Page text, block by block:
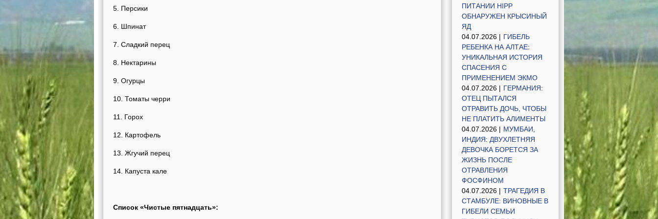
5. Персики
6. Шпинат
7. Сладкий перец
8. Нектарины
9. Огурцы
10. Томаты черри
11. Горох
12. Картофель
13. Жгучий перец
14. Капуста кале
Список «Чистые пятнадцать»:
ПИТАНИИ HIPP
ОБНАРУЖЕН КРЫСИНЫЙ
ЯД
04.07.2026 | ГИБЕЛЬ
РЕБЕНКА НА АЛТАЕ:
УНИКАЛЬНАЯ ИСТОРИЯ
СПАСЕНИЯ С
ПРИМЕНЕНИЕМ ЭКМО
04.07.2026 | ГЕРМАНИЯ:
ОТЕЦ ПЫТАЛСЯ
ОТРАВИТЬ ДОЧЬ, ЧТОБЫ
НЕ ПЛАТИТЬ АЛИМЕНТЫ
04.07.2026 | МУМБАИ,
ИНДИЯ: ДВУХЛЕТНЯЯ
ДЕВОЧКА БОРЕТСЯ ЗА
ЖИЗНЬ ПОСЛЕ
ОТРАВЛЕНИЯ
ФОСФИНОМ
04.07.2026 | ТРАГЕДИЯ В
СТАМБУЛЕ: ВИНОВНЫЕ В
ГИБЕЛИ СЕМЬИ